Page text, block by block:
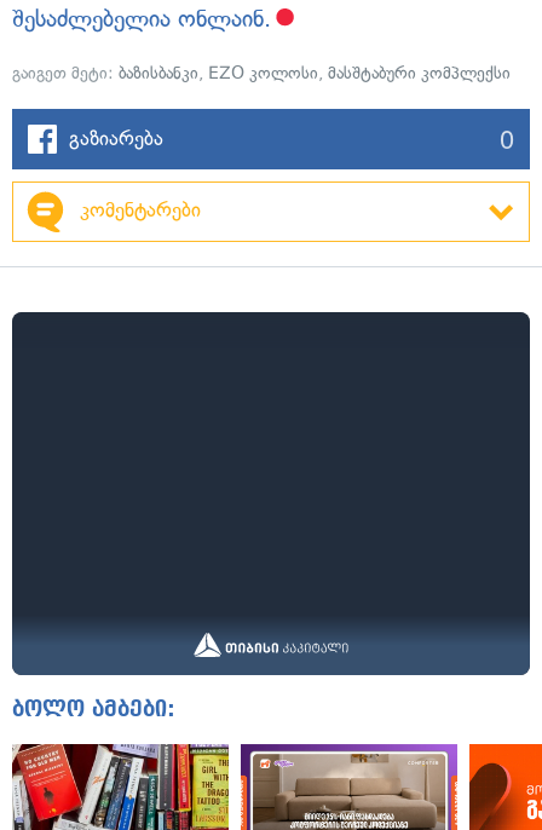
შესაძლებელია ონლაინ.
გაიგეთ მეტი: ბაზისბანკი, EZO კოლოსი, მასშტაბური კომპლექსი
გაზიარება 0
კომენტარები
ბოლო ამბები: